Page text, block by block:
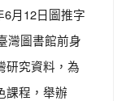
月12日圖推字
灣圖書館前身
研究資料，為
課程，舉辦